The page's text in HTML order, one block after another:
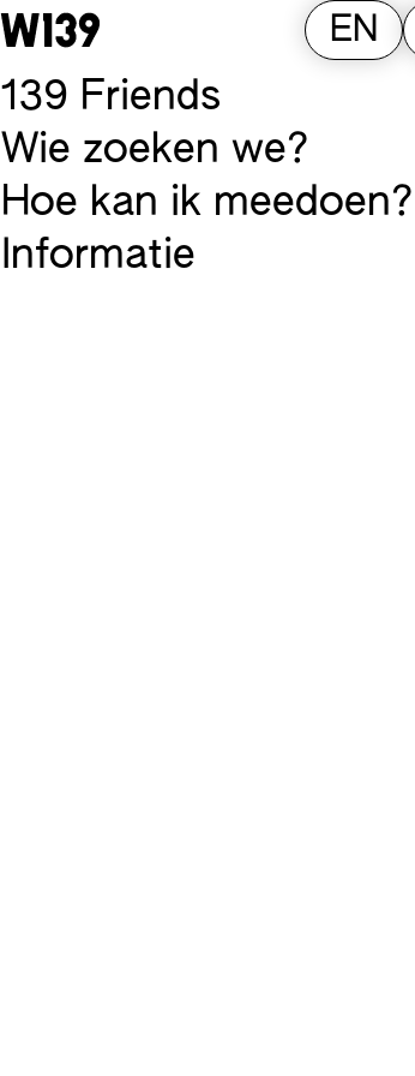
EN
139 Friends
Wie zoeken we?
Hoe kan ik meedoen?
Informatie